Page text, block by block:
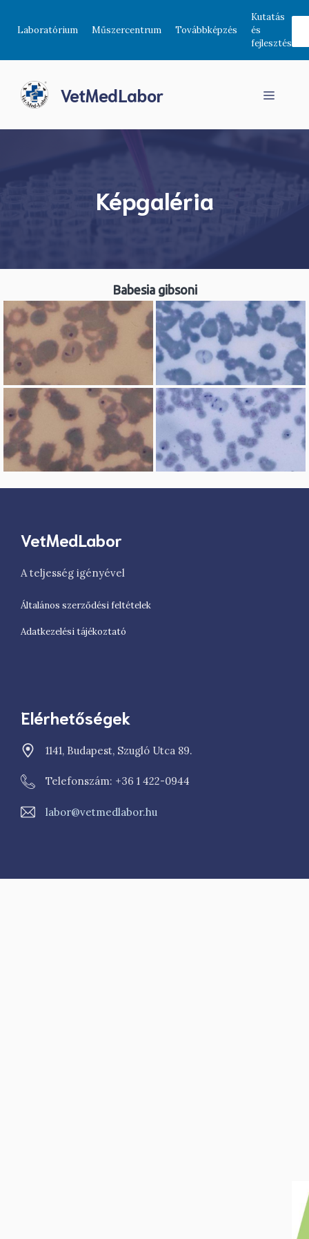
Laboratórium Műszercentrum Továbbképzés
Kutatás
és
fejlesztés
VetMedLabor Menü
Képgaléria
Babesia gibsoni
VetMedLabor
A teljesség igényével
Általános szerződési feltételek
Adatkezelési tájékoztató
Elérhetőségek
1141, Budapest, Szugló Utca 89.
Telefonszám: +36 1 422-0944
labor@vetmedlabor.hu